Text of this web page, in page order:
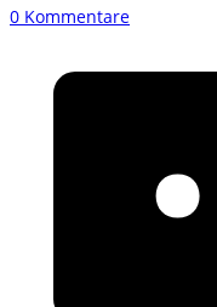
0 Kommentare